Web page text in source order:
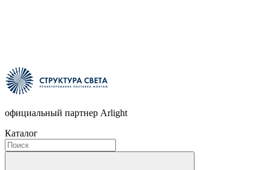
официальный партнер Arlight
Каталог